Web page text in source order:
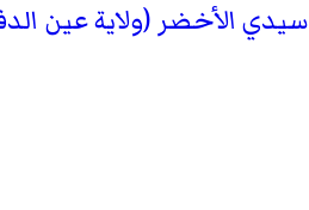
سيدي الأخضر (ولاية عين